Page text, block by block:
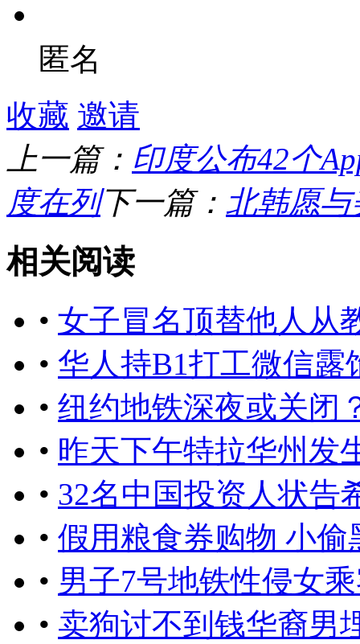
匿名
收藏 邀请
上一篇： 印度公布42个
度在列下一篇： 北韩愿
相关阅读
• 女子冒名顶替他人从
• 华人持B1打工微信露
• 纽约地铁深夜或关闭
• 昨天下午特拉华州发
• 32名中国投资人状告
• 假用粮食券购物 小
• 男子7号地铁性侵女
• 卖狗讨不到钱华裔男